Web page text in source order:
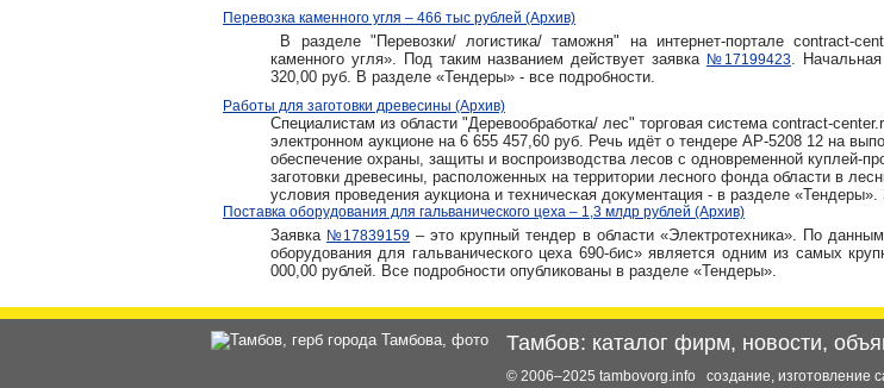
Перевозка каменного угля – 466 тыс рублей (Архив)
В разделе "Перевозки/ логистика/ таможня" на интернет-портале contract-
каменного угля». Под таким названием действует заявка №17199423. Начальная
320,00 руб. В разделе «Тендеры» - все подробности.
Работы для заготовки древесины (Архив)
Специалистам из области "Деревообработка/ лес" торговая система contract-
электронном аукционе на 6 655 457,60 руб. Речь идёт о тендере АР-5208 12 на
обеспечение охраны, защиты и воспроизводства лесов с одновременной куплей-
заготовки древесины, расположенных на территории лесного фонда области в
условия проведения аукциона и техническая документация - в разделе «Тендеры».
Поставка оборудования для гальванического цеха – 1,3 млдр рублей (Архив)
Заявка №17839159 – это крупный тендер в области «Электротехника». По
оборудования для гальванического цеха 690-бис» является одним из самых
000,00 рублей. Все подробности опубликованы в разделе «Тендеры».
Тамбов: каталог фирм, новости,
© 2006–2025 tambovorg.info создание, изготовление